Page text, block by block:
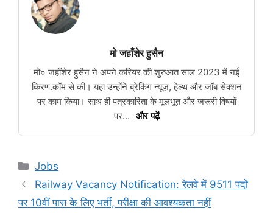
मो जहाँशेर हुसैन
मो० जहाँशेर हुसैन ने अपने करियर की शुरुआत साल 2023 में नई
किरण.कॉम से की। यहां उन्होंने ब्रेकिंग न्यूज़, हेल्थ और जॉब सेक्शन
पर काम किया। साथ ही पत्रकारिता के मूलभूत और जरूरी विषयों
पर... और पढ़ें
Categories
Jobs
Railway Vacancy Notification: रेलवे में 9511 पदों
पर 10वीं पास के लिए भर्ती, परीक्षा की आवश्यकता नहीं